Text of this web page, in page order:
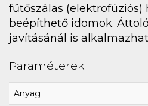
fűtőszálas (elektrofúziós)
beépíthető idomok.
javításánál is
Paraméterek
Anyag